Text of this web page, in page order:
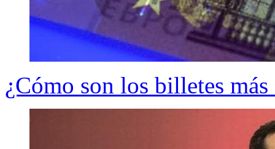
¿Cómo son los billetes